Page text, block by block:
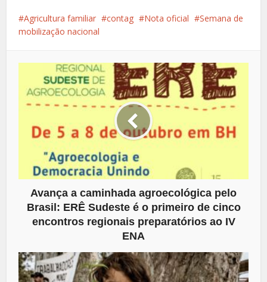
Agricultura familiar contag Nota oficial
Semana de
mobilização nacional
Avança a caminhada agroecológica pelo
Brasil: ERÊ Sudeste é o primeiro de cinco
encontros regionais preparatórios ao IV
ENA